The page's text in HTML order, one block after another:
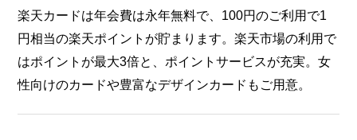
楽天カードは年会費は永年無料で、100円のご利用で1
円相当の楽天ポイントが貯まります。楽天市場の利用で
はポイントが最大3倍と、ポイントサービスが充実。女
性向けのカードや豊富なデザインカードもご用意。